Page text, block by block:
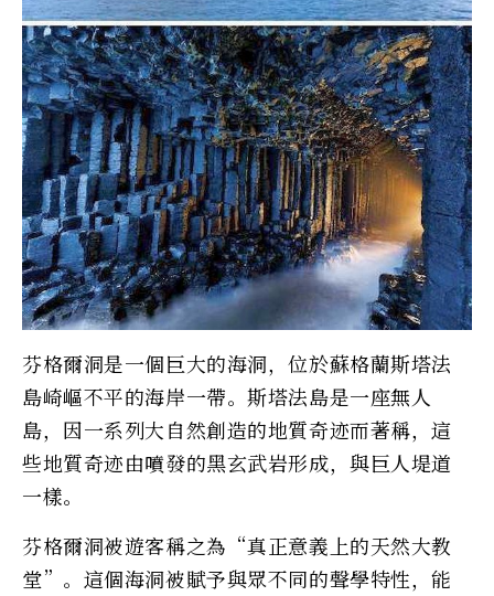
芬格爾洞是一個巨大的海洞，位於蘇格蘭斯塔法
島崎嶇不平的海岸一帶。斯塔法島是一座無人
島，因一系列大自然創造的地質奇迹而著稱，這
些地質奇迹由噴發的黑玄武岩形成，與巨人堤道
一樣。
芬格爾洞被遊客稱之為“真正意義上的天然大教
堂”。這個海洞被賦予與眾不同的聲學特性，能